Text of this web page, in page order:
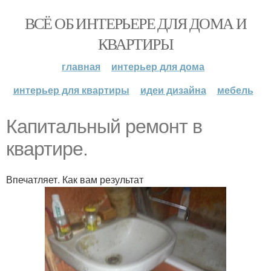
ВСЁ ОБ ИНТЕРЬЕРЕ ДЛЯ ДОМА И
КВАРТИРЫ
главная
интерьер для дома
интерьер для квартиры
идеи дизайна мебель
Капитальный ремонт в
квартире.
Впечатляет. Как вам результат